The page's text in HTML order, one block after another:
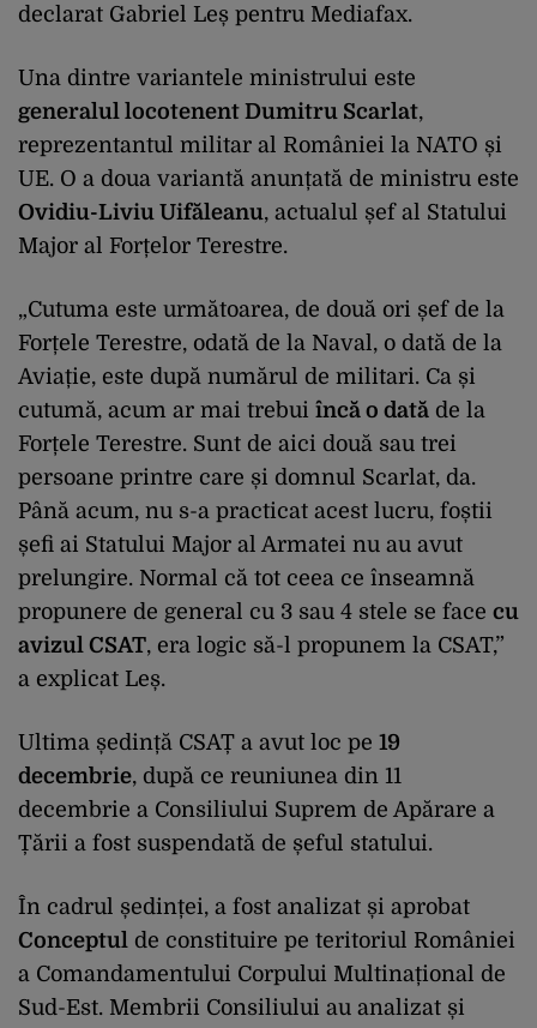
declarat Gabriel Leș pentru Mediafax.
Una dintre variantele ministrului este
generalul locotenent Dumitru Scarlat,
reprezentantul militar al României la NATO și
UE. O a doua variantă anunțată de ministru este
Ovidiu-Liviu Uifăleanu, actualul șef al Statului
Major al Forțelor Terestre.
„Cutuma este următoarea, de două ori șef de la
Forțele Terestre, odată de la Naval, o dată de la
Aviație, este după numărul de militari. Ca și
cutumă, acum ar mai trebui încă o dată de la
Forțele Terestre. Sunt de aici două sau trei
persoane printre care și domnul Scarlat, da.
Până acum, nu s-a practicat acest lucru, foștii
șefi ai Statului Major al Armatei nu au avut
prelungire. Normal că tot ceea ce înseamnă
propunere de general cu 3 sau 4 stele se face cu
avizul CSAT, era logic să-l propunem la CSAT,”
a explicat Leș.
Ultima ședință CSAȚ a avut loc pe 19
decembrie, după ce reuniunea din 11
decembrie a Consiliului Suprem de Apărare a
Țării a fost suspendată de șeful statului.
În cadrul ședinței, a fost analizat și aprobat
Conceptul de constituire pe teritoriul României
a Comandamentului Corpului Multinațional de
Sud-Est. Membrii Consiliului au analizat și